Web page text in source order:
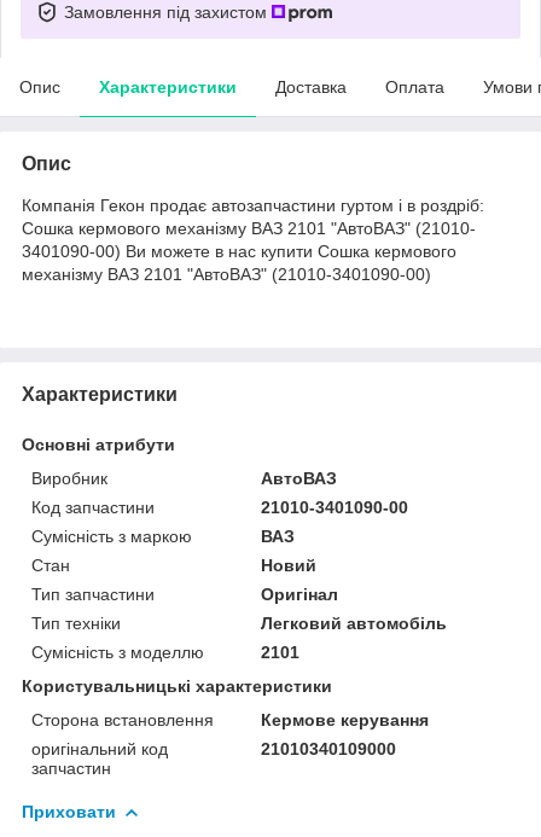
Замовлення під захистом
Опис Характеристики Доставка Оплата Умови
Опис
Компанія Гекон продає автозапчастини гуртом і в роздріб:
Сошка кермового механізму ВАЗ 2101 "АвтоВАЗ" (21010-
3401090-00) Ви можете в нас купити Сошка кермового
механізму ВАЗ 2101 "АвтоВАЗ" (21010-3401090-00)
Характеристики
Основні атрибути
Виробник
АвтоВАЗ
Код запчастини
21010-3401090-00
Сумісність з маркою
ВАЗ
Стан
Новий
Тип запчастини
Оригінал
Тип техніки
Легковий автомобіль
Сумісність з моделлю
2101
Користувальницькі характеристики
Сторона встановлення
Кермове керування
оригінальний код
запчастин
21010340109000
Приховати